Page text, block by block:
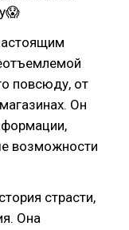
повсюду, от
Он
возможности
страсти,
Она